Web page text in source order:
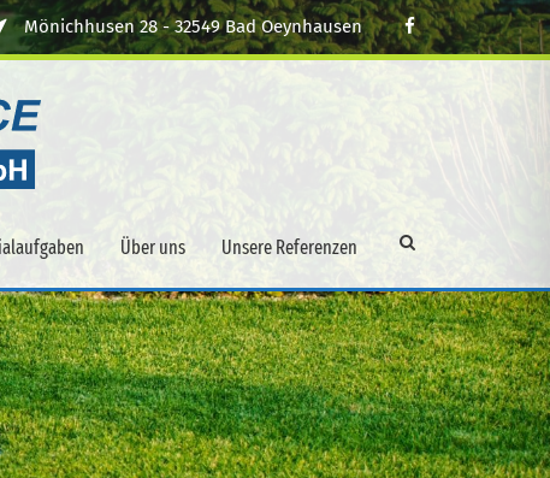
Mönichhusen 28 - 32549 Bad Oeynhausen
Über uns Unsere Referenzen